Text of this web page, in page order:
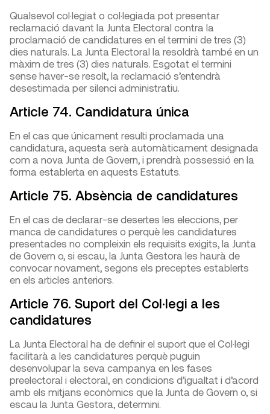
Qualsevol col·legiat o col·legiada pot presentar
reclamació davant la Junta Electoral contra la
proclamació de candidatures en el termini de tres (3)
dies naturals. La Junta Electoral la resoldrà també en un
màxim de tres (3) dies naturals. Esgotat el termini
sense haver-se resolt, la reclamació s’entendrà
desestimada per silenci administratiu.
Article 74. Candidatura única
En el cas que únicament resulti proclamada una
candidatura, aquesta serà automàticament designada
com a nova Junta de Govern, i prendrà possessió en la
forma establerta en aquests Estatuts.
Article 75. Absència de candidatures
En el cas de declarar-se desertes les eleccions, per
manca de candidatures o perquè les candidatures
presentades no compleixin els requisits exigits, la Junta
de Govern o, si escau, la Junta Gestora les haurà de
convocar novament, segons els preceptes establerts
en els articles anteriors.
Article 76. Suport del Col·legi a les
candidatures
La Junta Electoral ha de definir el suport que el Col·legi
facilitarà a les candidatures perquè puguin
desenvolupar la seva campanya en les fases
preelectoral i electoral, en condicions d’igualtat i d’acord
amb els mitjans econòmics que la Junta de Govern o, si
escau la Junta Gestora, determini.